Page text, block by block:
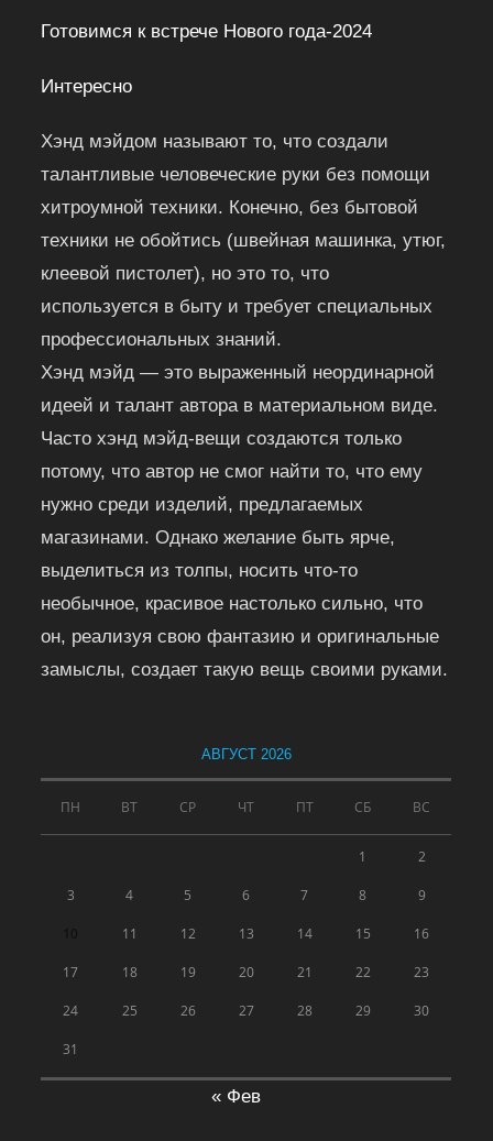
Готовимся к встрече Нового года-2024
Интересно
Хэнд мэйдом называют то, что создали
талантливые человеческие руки без помощи
хитроумной техники. Конечно, без бытовой
техники не обойтись (швейная машинка, утюг,
клеевой пистолет), но это то, что
используется в быту и требует специальных
профессиональных знаний.
Хэнд мэйд — это выраженный неординарной
идеей и талант автора в материальном виде.
Часто хэнд мэйд-вещи создаются только
потому, что автор не смог найти то, что ему
нужно среди изделий, предлагаемых
магазинами. Однако желание быть ярче,
выделиться из толпы, носить что-то
необычное, красивое настолько сильно, что
он, реализуя свою фантазию и оригинальные
замыслы, создает такую вещь своими руками.
АВГУСТ 2026
ПН ВТ СР ЧТ ПТ СБ ВС
1 2
3 4 5 6 7 8 9
11 12 13 14 15 16
17 18 19 20 21 22 23
24 25 26 27 28 29 30
31
« Фев